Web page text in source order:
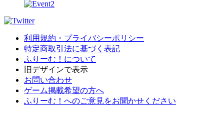
利用規約・プライバシーポリシー
特定商取引法に基づく表記
ふりーむ！について
旧デザインで表示
お問い合わせ
ゲーム掲載希望の方へ
ふりーむ！へのご意見をお聞かせください